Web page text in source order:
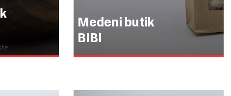
Medeni butik
BIBI